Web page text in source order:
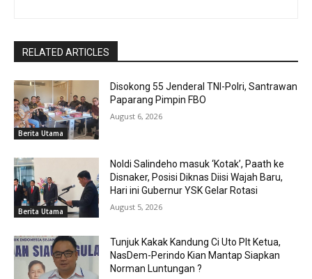
RELATED ARTICLES
Berita Utama
Disokong 55 Jenderal TNI-Polri, Santrawan
Paparang Pimpin FBO
August 6, 2026
Berita Utama
Noldi Salindeho masuk ‘Kotak’, Paath ke
Disnaker, Posisi Diknas Diisi Wajah Baru,
Hari ini Gubernur YSK Gelar Rotasi
August 5, 2026
Tunjuk Kakak Kandung Ci Uto Plt Ketua,
NasDem-Perindo Kian Mantap Siapkan
Norman Luntungan ?